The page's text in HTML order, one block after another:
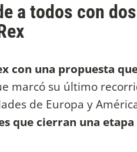
a todos con
con una propuesta
marcó su último
de Europa y
que cierran una etapa